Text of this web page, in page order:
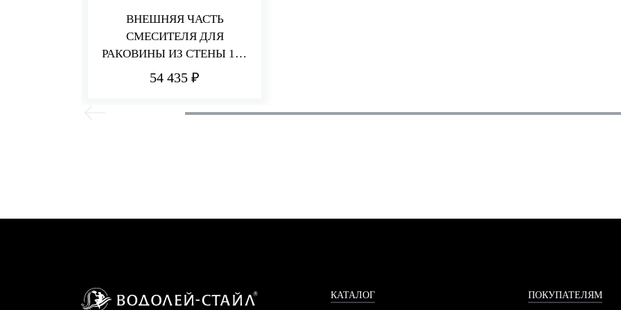
ВНЕШНЯЯ ЧАСТЬ
СМЕСИТЕЛЯ ДЛЯ
РАКОВИНЫ ИЗ СТЕНЫ 180
ММ Q30
54 435 ₽
КАТАЛОГ ПОКУПАТЕЛЯМ